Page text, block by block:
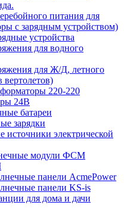
питания для
с зарядным устройством)
устройства
для водного
для Ж/Д, летного
вертолетов)
220-220
24В
батареи
зарядки
источники электрической
модули ФСМ
панели AcmePower
панели KS-is
для дома и дачи